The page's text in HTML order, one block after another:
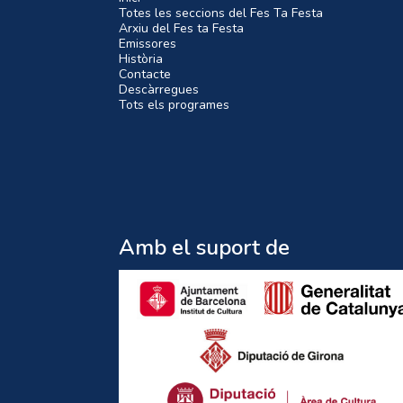
Totes les seccions del Fes Ta Festa
Arxiu del Fes ta Festa
Emissores
Història
Contacte
Descàrregues
Tots els programes
Amb el suport de